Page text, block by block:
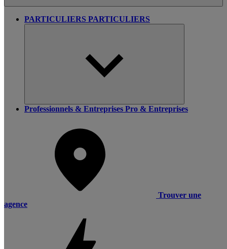
PARTICULIERS PARTICULIERS
Professionnels & Entreprises Pro & Entreprises
Trouver une
agence